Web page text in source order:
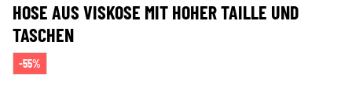
HOSE AUS VISKOSE MIT HOHER TAILLE UND
TASCHEN
-55%